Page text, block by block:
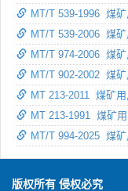
MT/T 539-1996 煤
MT/T 539-2006 煤
MT/T 974-2006 煤
MT/T 902-2002 煤
MT 213-2011 煤矿
MT 213-1991 煤矿
MT/T 994-2025 煤
版权所有 侵权必究